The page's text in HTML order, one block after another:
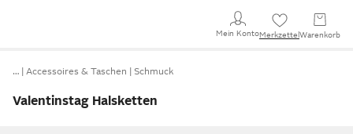
Mein KontoMerkzettel Warenkorb
… Accessoires & Taschen Schmuck
Valentinstag Halsketten